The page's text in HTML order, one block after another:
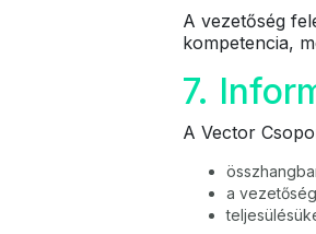
A vezetőség
kompetencia,
7.
A Vector
a